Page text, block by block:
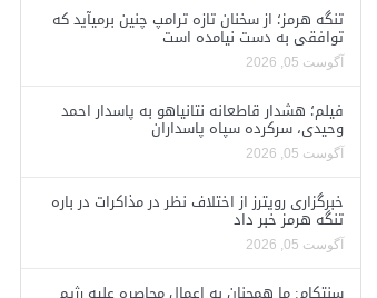
تنگه هرمز؛ از سخنان تازه ترامپ چنین برمیآید که
توافقی به دست نیامده است
آگوست 05, 2026
فیلم؛ هشدار قاطعانه نتانیاهو به پاسدار احمد
وحیدی، سرکرده سپاه پاسداران
آگوست 05, 2026
خبرگزاری رویترز از اختلاف نظر در مذاکرات در باره
تنگه هرمز خبر داد
آگوست 05, 2026